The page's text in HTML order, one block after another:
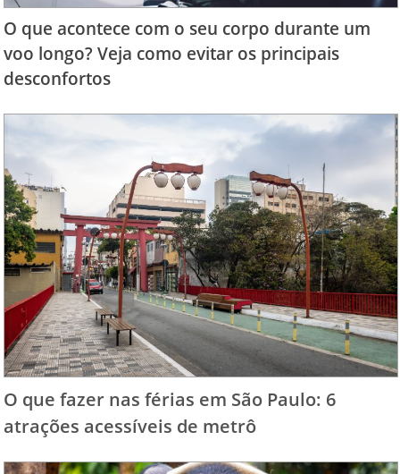
O que acontece com o seu corpo durante um
voo longo? Veja como evitar os principais
desconfortos
O que fazer nas férias em São Paulo: 6
atrações acessíveis de metrô